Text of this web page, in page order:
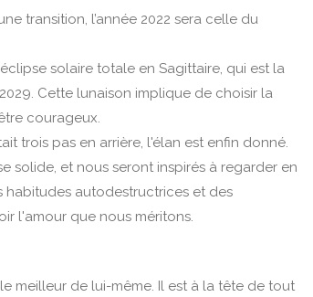
transition, l’année 2022 sera celle du
solaire totale en Sagittaire, qui est la
Cette lunaison implique de choisir la
courageux.
trois pas en arrière, l'élan est enfin donné.
solide, et nous seront inspirés à regarder en
habitudes autodestructrices et des
l'amour que nous méritons.
meilleur de lui-même. Il est à la tête de tout